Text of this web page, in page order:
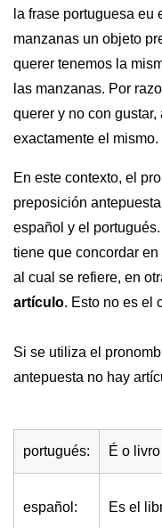
la frase portuguesa eu
manzanas un objeto
querer tenemos la
las manzanas. Por
querer y no con
exactamente el mismo.
En este contexto, el
preposición
español y el
tiene que concordar
al cual se refiere, en
artículo. Esto no es el
Si se utiliza el
antepuesta no hay
portugués: É o livro
español: Es el